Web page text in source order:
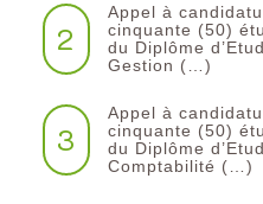
2
Appel à
cinquante (50)
du Diplôme
Gestion (…)
3
Appel à
cinquante (50)
du Diplôme
Comptabilité (…)